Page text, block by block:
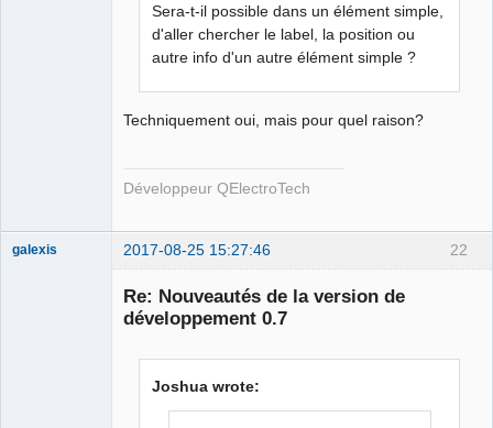
Sera-t-il possible dans un élément simple,
d'aller chercher le label, la position ou
autre info d'un autre élément simple ?
Techniquement oui, mais pour quel raison?
Développeur QElectroTech
22
galexis 2017-08-25 15:27:46
Re: Nouveautés de la version de
développement 0.7
Joshua wrote: